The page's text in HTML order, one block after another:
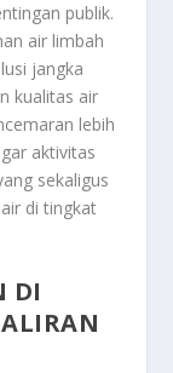
publik.
air limbah
jangka
kualitas air
lebih
aktivitas
sekaligus
di tingkat
DI